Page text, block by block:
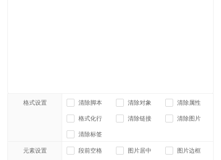
格式设置 清除脚本 清除对象 清除属性
格式化行 清除链接 清除图片
清除标签
元素设置 段前空格 图片居中 图片边框